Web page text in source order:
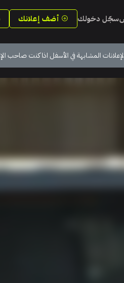
سجّل دخولك أضف إعلانك
المشابهة في الأسفل اذا كنت صاحب